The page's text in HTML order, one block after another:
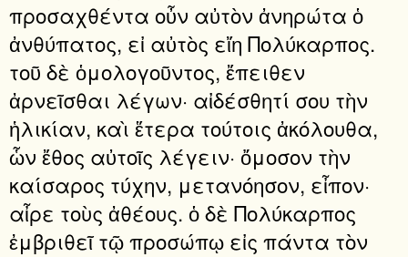
προσαχθέντα οὖν αὐτὸν ἀνηρώτα ὁ
ἀνθύπατος, εἰ αὐτὸς εἴη Πολύκαρπος.
τοῦ δὲ ὁμολογοῦντος, ἔπειθεν
ἀρνεῖσθαι λέγων· αἰδέσθητί σου τὴν
ἡλικίαν, καὶ ἕτερα τούτοις ἀκόλουθα,
ὧν ἔθος αὐτοῖς λέγειν· ὄμοσον τὴν
καίσαρος τύχην, μετανόησον, εἶπον·
αἶρε τοὺς ἀθέους. ὁ δὲ Πολύκαρπος
ἐμβριθεῖ τῷ προσώπῳ εἰς πάντα τὸν